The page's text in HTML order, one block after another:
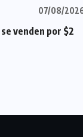
07/08/
venden por $2